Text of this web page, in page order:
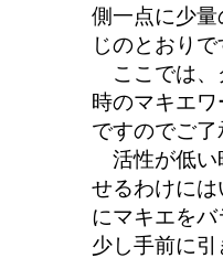
側一点に少
じのとおりで
ここでは、
時のマキエ
ですのでご了
活性が低い
せるわけに
にマキエを
少し手前に